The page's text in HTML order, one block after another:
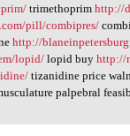
trimethoprimhttp://
pill/combipres/
http://
lopid/lopid buyhttp://
tizanidine price
palpebral